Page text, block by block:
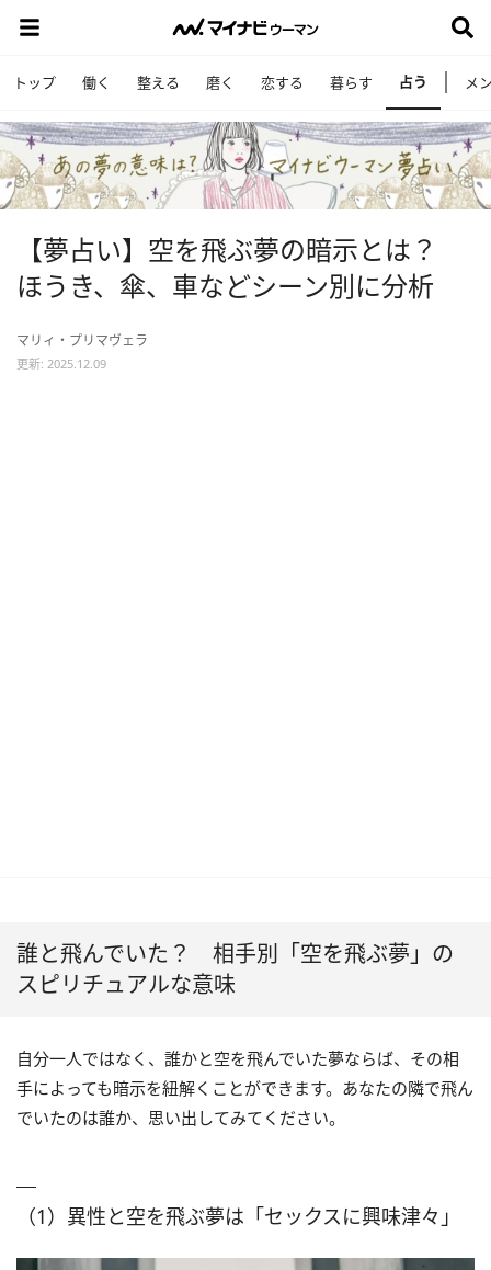
トップ 働く 整える 磨く 恋する 暮らす 占う メ
【夢占い】空を飛ぶ夢の暗示とは？
ほうき、傘、車などシーン別に分析
マリィ・プリマヴェラ
更新: 2025.12.09
誰と飛んでいた？ 相手別「空を飛ぶ夢」の
スピリチュアルな意味
自分一人ではなく、誰かと空を飛んでいた夢ならば、その相
手によっても暗示を紐解くことができます。あなたの隣で飛ん
でいたのは誰か、思い出してみてください。
（1）異性と空を飛ぶ夢は「セックスに興味津々」